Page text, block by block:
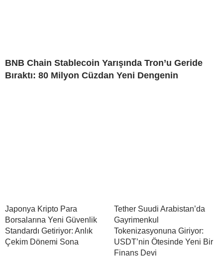
BNB Chain Stablecoin Yarışında Tron’u Geride
Bıraktı: 80 Milyon Cüzdan Yeni Dengenin
Japonya Kripto Para
Borsalarına Yeni Güvenlik
Standardı Getiriyor: Anlık
Çekim Dönemi Sona
Tether Suudi Arabistan’da
Gayrimenkul
Tokenizasyonuna Giriyor:
USDT’nin Ötesinde Yeni Bir
Finans Devi